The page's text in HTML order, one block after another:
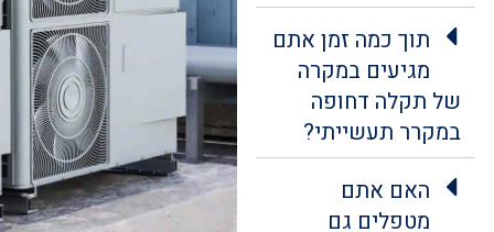
תוך כמה זמן אתם
מגיעים במקרה
של תקלה דחופה
במקרר תעשייתי?
האם אתם
מטפלים גם